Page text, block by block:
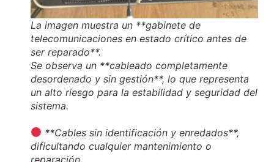
La imagen muestra un **gabinete de
telecomunicaciones en estado crítico antes de
ser reparado**.
Se observa un **cableado completamente
desordenado y sin gestión**, lo que representa
un alto riesgo para la estabilidad y seguridad del
sistema.
**Cables sin identificación y enredados**,
dificultando cualquier mantenimiento o
reparación.